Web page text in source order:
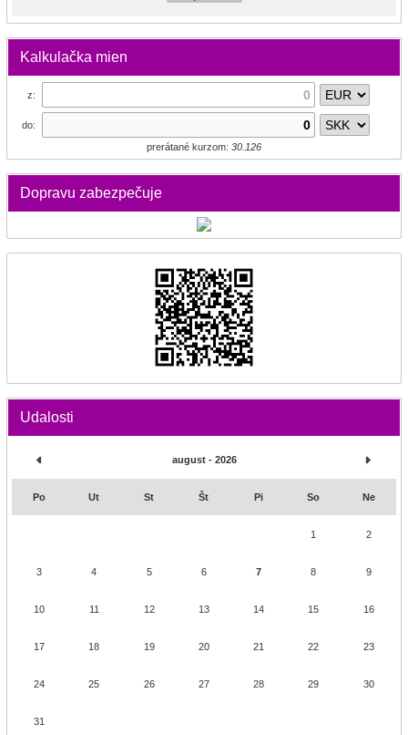
Kalkulačka mien
z:
do:
prerátané kurzom: 30.126
Dopravu zabezpečuje
Udalosti
august - 2026
Po Ut St Št Pi So Ne
1 2
3 4 5 6 7 8 9
10 11 12 13 14 15 16
17 18 19 20 21 22 23
24 25 26 27 28 29 30
31